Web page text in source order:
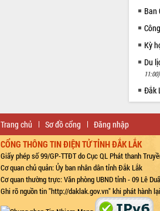
Ban
Kỳ
Du
11:00)
Đắk
Trang chủ Sơ đồ cổng Đăng nhập
CỔNG THÔNG TIN ĐIỆN TỬ TỈNH ĐẮK LẮK
Giấy phép số 99/GP-TTĐT do Cục QL Phát thanh
Cơ quan chủ quản: Ủy ban nhân dân tỉnh Đắk Lắk
Cơ quan thường trực: Văn phòng UBND tỉnh - 09 Lê
Ghi rõ nguồn tin "http://daklak.gov.vn" khi phát hành